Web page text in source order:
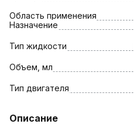
Область применения
Назначение
Тип жидкости
Объем, мл
Тип двигателя
Описание